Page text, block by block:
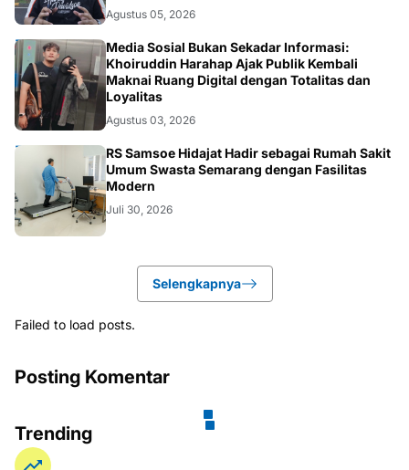
Agustus 05, 2026
OPINI
Media Sosial Bukan Sekadar Informasi:
Khoiruddin Harahap Ajak Publik Kembali
Maknai Ruang Digital dengan Totalitas dan
Loyalitas
Agustus 03, 2026
KESEHATAN
RS Samsoe Hidajat Hadir sebagai Rumah Sakit
Umum Swasta Semarang dengan Fasilitas
Modern
Juli 30, 2026
Selengkapnya
Failed to load posts.
Posting Komentar
Trending